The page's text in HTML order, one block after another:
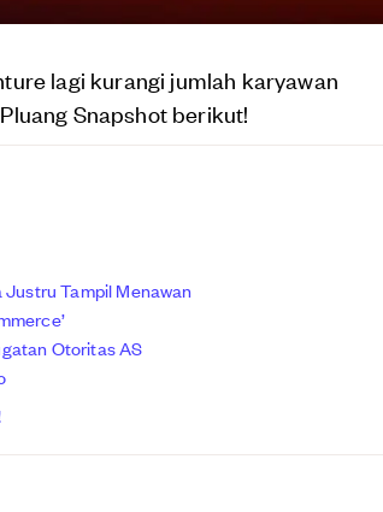
lagi kurangi jumlah karyawan
Snapshot berikut!
Tampil Menawan
Otoritas AS